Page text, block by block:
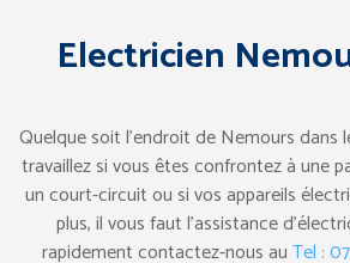
Electricien
Quelque soit l’endroit de Nemours dans
travaillez si vous êtes confrontez à une
un court-circuit ou si vos appareils
plus, il vous faut l’assistance
rapidement contactez-nous auTel :